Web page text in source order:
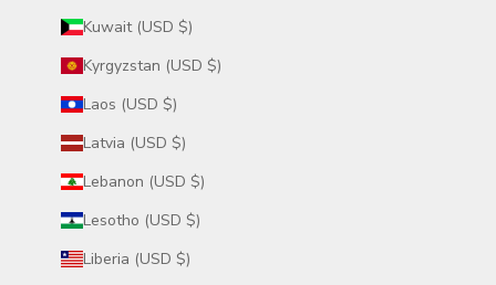
Kuwait (USD $)
Kyrgyzstan (USD $)
Laos (USD $)
Latvia (USD $)
Lebanon (USD $)
Lesotho (USD $)
Liberia (USD $)